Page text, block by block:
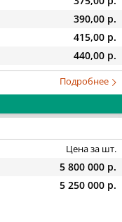
390,00 р.
415,00 р.
440,00 р.
Подробнее
Цена за шт.
5 800 000 р.
5 250 000 р.